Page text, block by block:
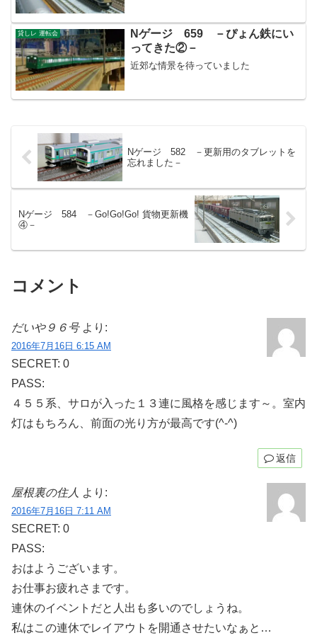
貸しレ 運転会
Nゲージ 659 －ぴょん鉄にい
ってきた②－
近郊な情景を待っていました
Nゲージ 582 －更新用のタブレットを
忘れました－
Nゲージ 584 －Go!Go!Go! 貨物更新機
④－
コメント
だいや９６号 より:
2016年7月16日 6:15 AM
SECRET: 0
PASS:
４５５系、サロが入った１３連に風格を感じます～。室内
灯はもちろん、前面の光り方が最高です(^-^)
返信
屋根裏の住人 より:
2016年7月16日 7:11 AM
SECRET: 0
PASS:
おはようございます。
お仕事お疲れさまです。
連休のイベントだと人出も多いのでしょうね。
私はこの連休でレイアウトを開通させたいなぁと…